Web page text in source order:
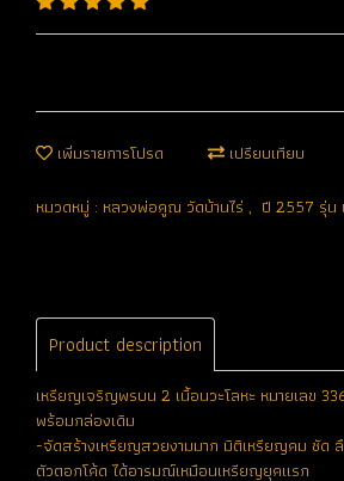
เพิ่มรายการโปรด เปรียบเทียบ
หมวดหมู่ : หลวงพ่อคูณ วัดบ้านไร่ , ปี 2557 รุ่น
Product description
เหรียญเจริญพรบน 2 เนื้อนวะโลหะ หมายเลข
พร้อมกล่องเดิม
-จัดสร้างเหรียญสวยงามมาก มิติเหรียญคม ชัด
ตัวตอกโค้ด ได้อารมณ์เหมือนเหรียญยุคแรก